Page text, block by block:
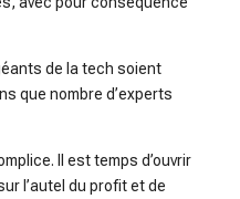
de la tech soient
que nombre d’experts
Il est temps d’ouvrir
l’autel du profit et de